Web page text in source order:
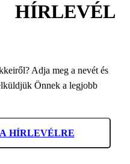
HÍRLEVÉL
Adja meg a nevét és
Önnek a legjobb
HÍRLEVÉLRE